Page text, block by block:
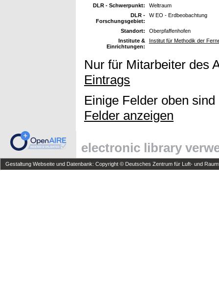
DLR - Schwerpunkt:
Weltraum
DLR -
Forschungsgebiet:
W EO - Erdbeobachtung
Standort:
Oberpfaffenhofen
Institute &
Einrichtungen:
Institut für Methodik der
Nur für Mitarbeiter des
Eintrags
Einige Felder oben
Felder anzeigen
electronic library
Gestaltung Webseite und Datenbank: Copyright © Deutsches Zentrum für Luft- und